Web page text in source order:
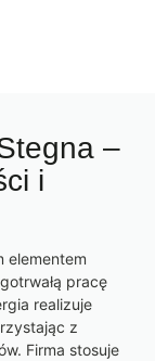
–
i
elementem
pracę
realizuje
z
Firma stosuje